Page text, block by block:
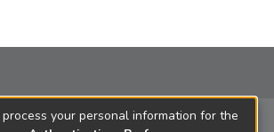
your personal information for the